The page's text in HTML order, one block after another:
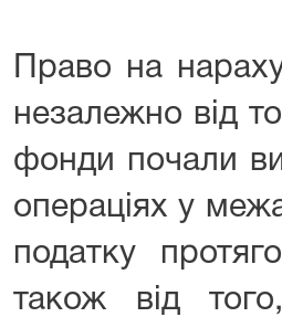
Право на
незалежно від
фонди почали
операціях у
податку
також від